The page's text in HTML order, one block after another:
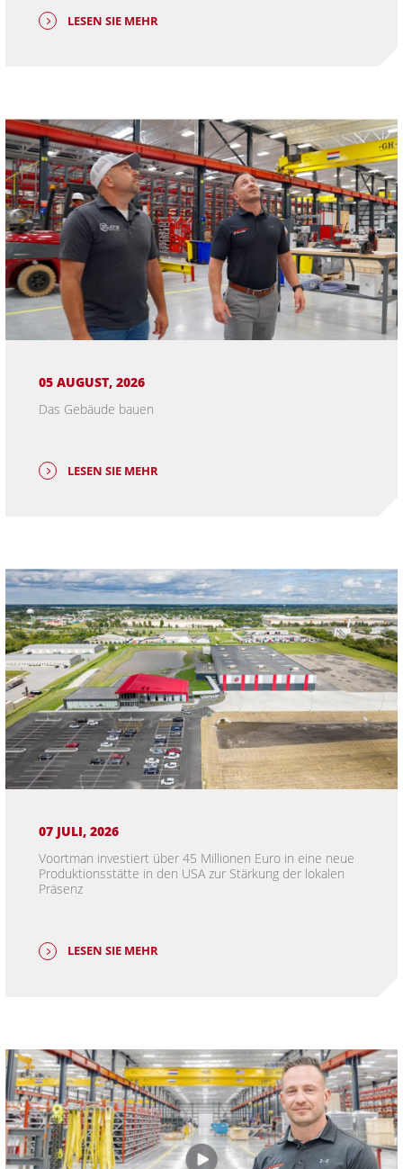
LESEN SIE MEHR
05 AUGUST, 2026
Das Gebäude bauen
LESEN SIE MEHR
07 JULI, 2026
Voortman investiert über 45 Millionen Euro in eine neue
Produktionsstätte in den USA zur Stärkung der lokalen
Präsenz
LESEN SIE MEHR